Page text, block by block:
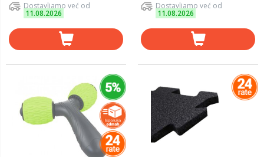
Dostavljamo već od
11.08.2026
Dostavljamo već od
11.08.2026